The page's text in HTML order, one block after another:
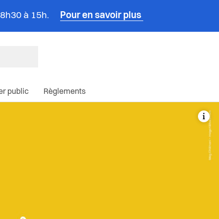
à 15h. Pour en savoir plus
public Règlements